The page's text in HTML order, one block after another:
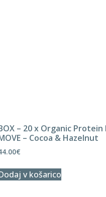
– 20 x Organic Protein
– Cocoa & Hazelnut
€
v košarico